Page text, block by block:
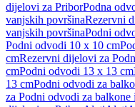
dijelovi za PriborPodna
vanjskih površinaRezervni
vanjskih površinaPodni
Podni odvodi 10 x 10 cm
cmRezervni dijelovi za
cmPodni odvodi 13 x 13 cm
13 cmPodni odvodi za
za Podni odvodi za balkone